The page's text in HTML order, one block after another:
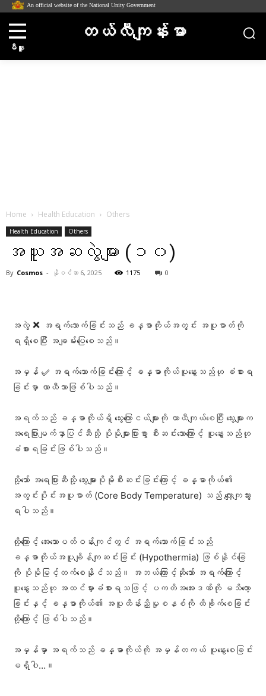
An official website of the National Unity Government
မီနူး
တယ်လီကျန်းမာ
Home Health Education Others
Health Education Others
အယူအဆလွဲများ (၁၀)
By Cosmos - နိုဝင်ဘာ 6, 2025 1175
0
အလွဲ ❌ အရက်သောက်ခြင်းသည် ခန္ဓာကိုယ်အတွင်း အပူဓာတ်ကို
ရရှိစေပြီး အချမ်းပြေစေသည်။
အမှန် ✅ အရက်သောက်ခြင်းကြောင့် ခန္ဓာကိုယ်ပူနွေးသည်ဟု ခံစားရ
ခြင်းမှာ ယာယီသာဖြစ်ပါသည်။
အရက်သည် ခန္ဓာကိုယ်ရှိ သွေးကြောငယ်များကို ယာယီကျယ်စေပြီး သွေးများက
အရေပြားမျက်နှာပြင်ဆီသို့ ပိုမိုများပြားစွာ စီးဆင်းသောကြောင့် ပူနွေးသည်ဟု
ခံစားရခြင်းဖြစ်ပါသည်။
သို့သော် အရေပြားဆီသို့ သွေးများပိုမိုစီးဆင်းခြင်းကြောင့် ခန္ဓာကိုယ်၏
အတွင်းပိုင်းအပူဓာတ် (Core Body Temperature) သည် လျော့ကျသွား
ရပါသည်။
ထို့ကြောင့် အေးသောပတ်ဝန်းကျင်တွင် အရက်သောက်ခြင်းသည်
ခန္ဓာကိုယ်အပူချိန်ကျဆင်းခြင်း (Hypothermia) ဖြစ်နိုင်ခြေ
ကို ပိုမိုမြင့်တက်စေနိုင်သည်။ အဘယ်ကြောင့်ဆိုသော် အရက်ကြောင့်
ပူနွေးသည်ဟု အထင်မှားခံစားရသဖြင့် ပကတိအအေးဒဏ်ကို မသိတော့
ခြင်းနှင့် ခန္ဓာကိုယ်၏ အပူထိန်းညှိမှုစနစ်ကို ထိခိုက်စေခြင်း
တို့ကြောင့် ဖြစ်ပါသည်။
အမှန်မှာ အရက်သည် ခန္ဓာကိုယ်ကို အမှန်တကယ် ပူနွေးစေခြင်း
မရှိပါ…။